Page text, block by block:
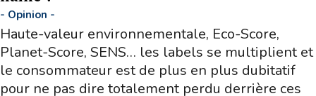
- Opinion -
Haute-valeur environnementale, Eco-Score,
Planet-Score, SENS… les labels se multiplient et
le consommateur est de plus en plus dubitatif
pour ne pas dire totalement perdu derrière ces